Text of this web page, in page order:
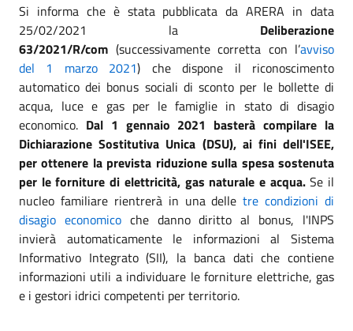
Si informa che è stata pubblicata da ARERA in data
25/02/2021 la Deliberazione
63/2021/R/com (successivamente corretta con l’avviso
del 1 marzo 2021) che dispone il riconoscimento
automatico dei bonus sociali di sconto per le bollette di
acqua, luce e gas per le famiglie in stato di disagio
economico. Dal 1 gennaio 2021 basterà compilare la
Dichiarazione Sostitutiva Unica (DSU), ai fini dell'ISEE,
per ottenere la prevista riduzione sulla spesa sostenuta
per le forniture di elettricità, gas naturale e acqua.Se il
nucleo familiare rientrerà in una delletre condizioni di
disagio economicoche danno diritto al bonus, l'INPS
invierà automaticamente le informazioni al Sistema
Informativo Integrato (SII), la banca dati che contiene
informazioni utili a individuare le forniture elettriche, gas
e i gestori idrici competenti per territorio.